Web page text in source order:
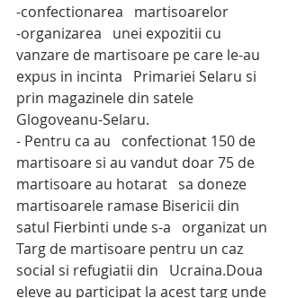
-confectionarea   martisoarelor
-organizarea   unei expozitii cu
vanzare de martisoare pe care le-au
expus in incinta   Primariei Selaru si
prin magazinele din satele
Glogoveanu-Selaru.
- Pentru ca au   confectionat 150 de
martisoare si au vandut doar 75 de
martisoare au hotarat   sa doneze
martisoarele ramase Bisericii din
satul Fierbinti unde s-a   organizat un
Targ de martisoare pentru un caz
social si refugiatii din   Ucraina.Doua
eleve au participat la acest targ unde